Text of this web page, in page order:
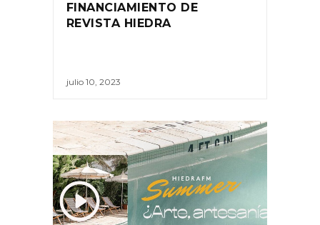
FINANCIAMIENTO DE
REVISTA HIEDRA
julio 10, 2023